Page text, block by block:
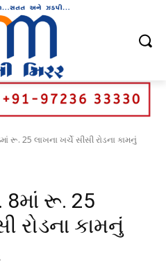
રૂ. 25 લાખના ખર્ચે સીસી રોડના કામનું
8માં રૂ. 25
રોડના કામનું